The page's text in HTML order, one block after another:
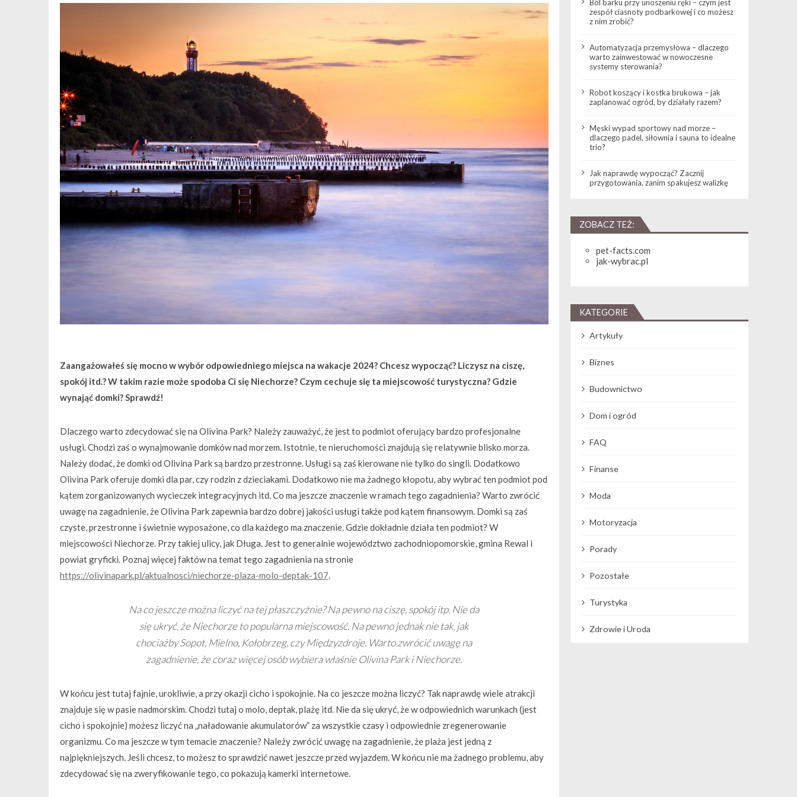
Zaangażowałeś się mocno w wybór odpowiedniego miejsca na wakacje 2024? Chcesz wypocząć? Liczysz na ciszę,
spokój itd.? W takim razie może spodoba Ci się Niechorze? Czym cechuje się ta miejscowość turystyczna? Gdzie
wynająć domki? Sprawdź!
Dlaczego warto zdecydować się na Olivina Park? Należy zauważyć, że jest to podmiot oferujący bardzo profesjonalne
usługi. Chodzi zaś o wynajmowanie domków nad morzem. Istotnie, te nieruchomości znajdują się relatywnie blisko morza.
Należy dodać, że domki od Olivina Park są bardzo przestronne. Usługi są zaś kierowane nie tylko do singli. Dodatkowo
Olivina Park oferuje domki dla par, czy rodzin z dzieciakami. Dodatkowo nie ma żadnego kłopotu, aby wybrać ten podmiot pod
kątem zorganizowanych wycieczek integracyjnych itd. Co ma jeszcze znaczenie w ramach tego zagadnienia? Warto zwrócić
uwagę na zagadnienie, że Olivina Park zapewnia bardzo dobrej jakości usługi także pod kątem finansowym. Domki są zaś
czyste, przestronne i świetnie wyposażone, co dla każdego ma znaczenie. Gdzie dokładnie działa ten podmiot? W
miejscowości Niechorze. Przy takiej ulicy, jak Długa. Jest to generalnie województwo zachodniopomorskie, gmina Rewal i
powiat gryficki. Poznaj więcej faktów na temat tego zagadnienia na stronie
https://olivinapark.pl/aktualnosci/niechorze-plaza-molo-deptak-107.
Na co jeszcze można liczyć na tej płaszczyźnie? Na pewno na ciszę, spokój itp. Nie da
się ukryć, że Niechorze to popularna miejscowość. Na pewno jednak nie tak, jak
chociażby Sopot, Mielno, Kołobrzeg, czy Międzyzdroje. Warto zwrócić uwagę na
zagadnienie, że coraz więcej osób wybiera właśnie Olivina Park i Niechorze.
W końcu jest tutaj fajnie, urokliwie, a przy okazji cicho i spokojnie. Na co jeszcze można liczyć? Tak naprawdę wiele atrakcji
znajduje się w pasie nadmorskim. Chodzi tutaj o molo, deptak, plażę itd. Nie da się ukryć, że w odpowiednich warunkach (jest
cicho i spokojnie) możesz liczyć na „naładowanie akumulatorów” za wszystkie czasy i odpowiednie zregenerowanie
organizmu. Co ma jeszcze w tym temacie znaczenie? Należy zwrócić uwagę na zagadnienie, że plaża jest jedną z
najpiękniejszych. Jeśli chcesz, to możesz to sprawdzić nawet jeszcze przed wyjazdem. W końcu nie ma żadnego problemu, aby
zdecydować się na zweryfikowanie tego, co pokazują kamerki internetowe.
Ból barku przy unoszeniu ręki – czym jest
zespół ciasnoty podbarkowej i co możesz
z nim zrobić?
Automatyzacja przemysłowa – dlaczego
warto zainwestować w nowoczesne
systemy sterowania?
Robot koszący i kostka brukowa – jak
zaplanować ogród, by działały razem?
Męski wypad sportowy nad morze –
dlaczego padel, siłownia i sauna to idealne
trio?
Jak naprawdę wypocząć? Zacznij
przygotowania, zanim spakujesz walizkę
ZOBACZ TEŻ:
pet-facts.com
jak-wybrac.pl
KATEGORIE
Artykuły
Biznes
Budownictwo
Dom i ogród
FAQ
Finanse
Moda
Motoryzacja
Porady
Pozostałe
Turystyka
Zdrowie i Uroda